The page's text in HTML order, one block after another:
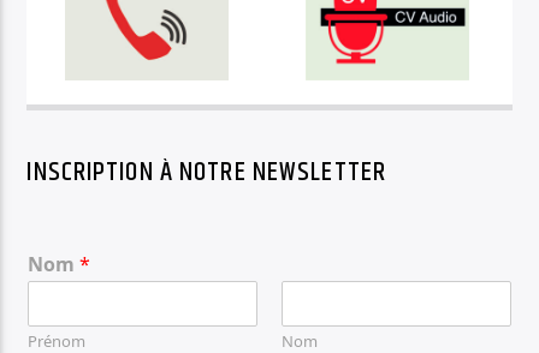
INSCRIPTION À NOTRE NEWSLETTER
Nom*
Prénom Nom